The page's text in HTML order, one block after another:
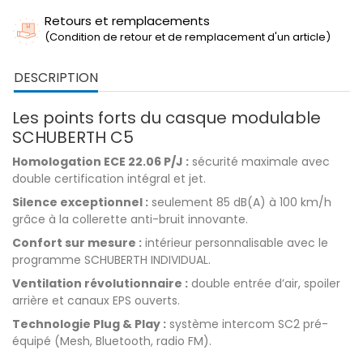
Retours et remplacements
(Condition de retour et de remplacement d'un article)
DESCRIPTION
Les points forts du casque modulable
SCHUBERTH C5
Homologation ECE 22.06 P/J : sécurité maximale avec
double certification intégral et jet.
Silence exceptionnel : seulement 85 dB(A) à 100 km/h
grâce à la collerette anti-bruit innovante.
Confort sur mesure : intérieur personnalisable avec le
programme SCHUBERTH INDIVIDUAL.
Ventilation révolutionnaire : double entrée d’air, spoiler
arrière et canaux EPS ouverts.
Technologie Plug & Play : système intercom SC2 pré-
équipé (Mesh, Bluetooth, radio FM).